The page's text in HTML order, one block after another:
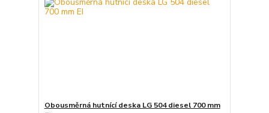
Obousměrná hutnící deska LG 504 diesel 700 mm